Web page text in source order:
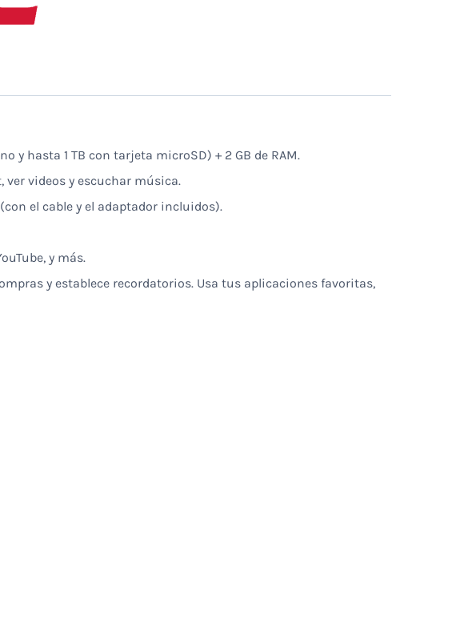
y hasta 1 TB con tarjeta microSD) + 2 GB de RAM.
ver videos y escuchar música.
el cable y el adaptador incluidos).
y más.
y establece recordatorios. Usa tus aplicaciones favoritas,